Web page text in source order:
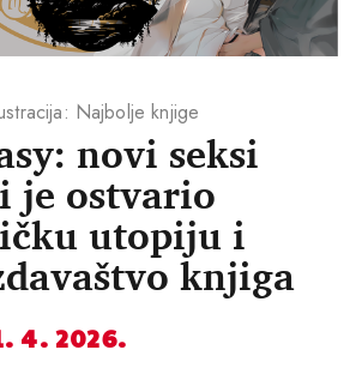
novi seksi
je ostvario
utopiju i
knjiga
4. 2026.
Najbolje knjige